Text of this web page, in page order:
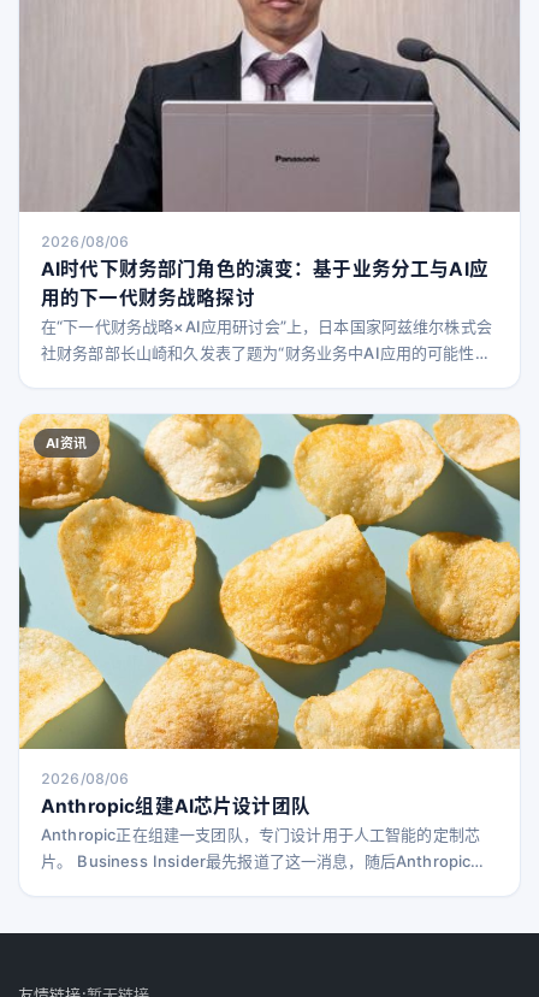
2026/08/06
AI时代下财务部门角色的演变：基于业务分工与AI应
用的下一代财务战略探讨
在“下一代财务战略×AI应用研讨会”上，日本国家阿兹维尔株式会
社财务部部长山崎和久发表了题为“财务业务中AI应用的可能性与
部长从外包、系统、自社财务三者的角色分工出发，梳理了业务
设计的思路，结合实际工作视角，详细解读了AI应用的潜力与风
险，以及下一代财务部门的未来形态。 VUCA时代
AI资讯
2026/08/06
Anthropic组建AI芯片设计团队
Anthropic正在组建一支团队，专门设计用于人工智能的定制芯
片。 Business Insider最先报道了这一消息，随后Anthropic也